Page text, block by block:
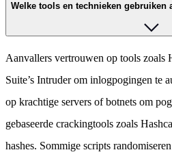
Welke tools en technieken gebruiken
Aanvallers vertrouwen op tools zoals
Suite’s Intruder om inlogpogingen te
op krachtige servers of botnets om
gebaseerde crackingtools zoals
hashes. Sommige scripts